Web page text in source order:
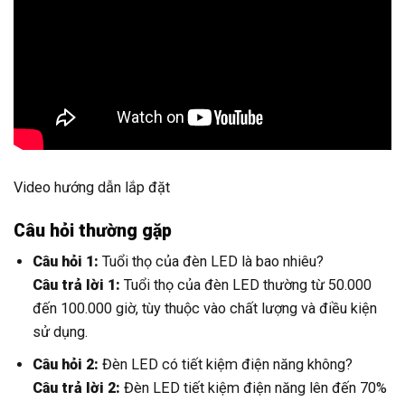
Video hướng dẫn lắp đặt
Câu hỏi thường gặp
Câu hỏi 1: Tuổi thọ của đèn LED là bao nhiêu?
Câu trả lời 1: Tuổi thọ của đèn LED thường từ 50.000
đến 100.000 giờ, tùy thuộc vào chất lượng và điều kiện
sử dụng.
Câu hỏi 2: Đèn LED có tiết kiệm điện năng không?
Câu trả lời 2: Đèn LED tiết kiệm điện năng lên đến 70%